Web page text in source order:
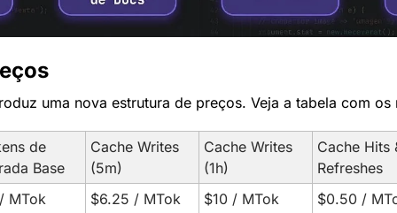
uma nova estrutura de preços. Veja a tabela com
de
Base
Cache Writes
(5m)
Cache Writes
(1h)
Cache Hits
Refreshes
MTok
$6.25 / MTok $10 / MTok $0.50 /